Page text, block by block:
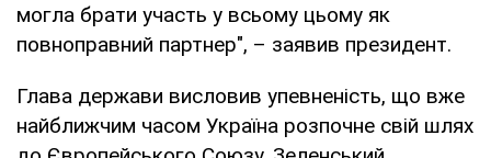
могла брати участь у всьому цьому як
повноправний партнер", – заявив президент.
Глава держави висловив упевненість, що вже
найближчим часом Україна розпочне свій шлях